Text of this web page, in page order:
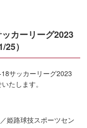
カーリーグ2023
）
サッカーリーグ2023
たします。
姫路球技スポーツセン